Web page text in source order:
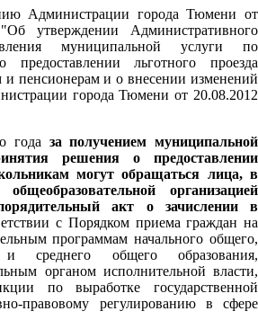
Администрации города Тюмени от
утверждении Административного
муниципальной услуги по
льготного проезда
и пенсионерам и о внесении изменений
города Тюмени от 20.08.2012
года за получением муниципальной
решения о предоставлении
могут обращаться лица, в
организацией
акт о зачислении в
с Порядком приема граждан на
программам начального общего,
среднего общего образования,
органом исполнительной власти,
по выработке государственной
правовому регулированию в сфере